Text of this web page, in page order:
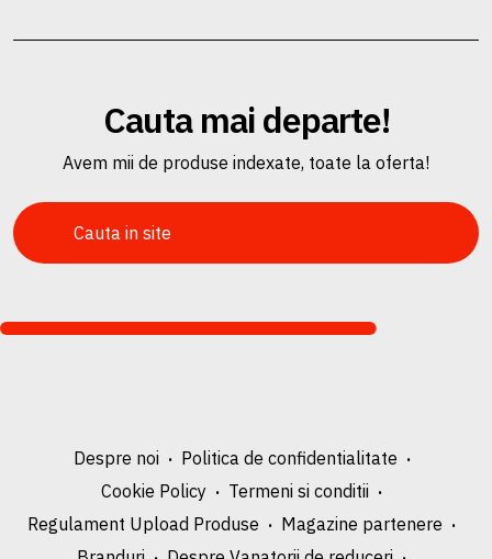
Cauta mai departe!
Avem mii de produse indexate, toate la oferta!
Despre noi
Politica de confidentialitate
Cookie Policy
Termeni si conditii
Regulament Upload Produse
Magazine partenere